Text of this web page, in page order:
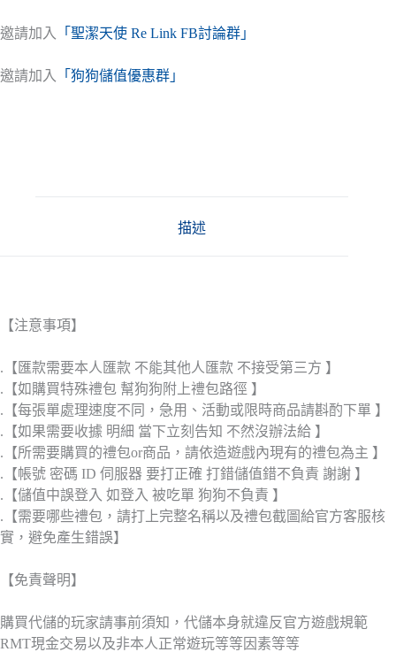
邀請加入 「聖潔天使 Re Link FB討論群」
邀請加入 「狗狗儲值優惠群」
描述
【注意事項】
.【匯款需要本人匯款 不能其他人匯款 不接受第三方 】
.【如購買特殊禮包 幫狗狗附上禮包路徑 】
.【每張單處理速度不同，急用、活動或限時商品請斟酌下單 】
.【如果需要收據 明細 當下立刻告知 不然沒辦法給 】
.【所需要購買的禮包or商品，請依造遊戲內現有的禮包為主 】
.【帳號 密碼 ID 伺服器 要打正確 打錯儲值錯不負責 謝謝 】
.【儲值中誤登入 如登入 被吃單 狗狗不負責 】
.【需要哪些禮包，請打上完整名稱以及禮包截圖給官方客服核
實，避免產生錯誤】
【免責聲明】
購買代儲的玩家請事前須知，代儲本身就違反官方遊戲規範
RMT現金交易以及非本人正常遊玩等等因素等等